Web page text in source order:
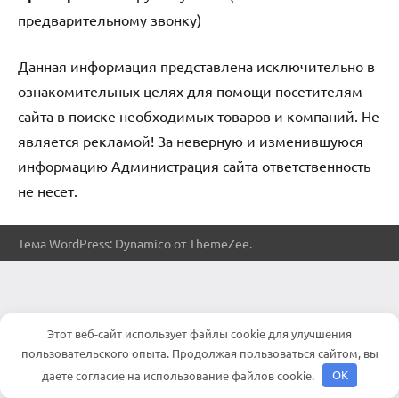
предварительному звонку)
Данная информация представлена исключительно в
ознакомительных целях для помощи посетителям
сайта в поиске необходимых товаров и компаний. Не
является рекламой! За неверную и изменившуюся
информацию Администрация сайта ответственность
не несет.
Тема WordPress: Dynamico от ThemeZee.
Этот веб-сайт использует файлы cookie для улучшения
пользовательского опыта. Продолжая пользоваться сайтом, вы
даете согласие на использование файлов cookie.
OK